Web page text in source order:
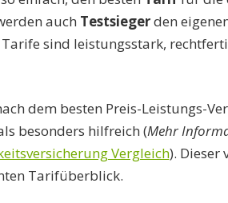
auch Testsiegerden
Tarife sind leistungsstark,
dem besten Preis-Leistungs-
besonders hilfreich (Mehr
Vergleich). Dieser
Tarifüberblick.